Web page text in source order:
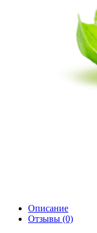
Описание
Отзывы (0)